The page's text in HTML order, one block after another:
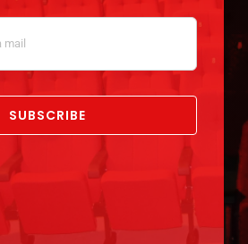
SUBSCRIBE